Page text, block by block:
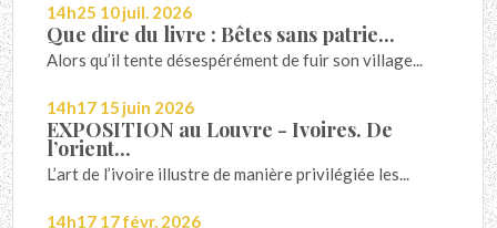
14h25 10juil. 2026
Que dire du livre : Bêtes sans patrie...
Alors qu’il tente désespérément de fuir son village...
14h17 15 juin 2026
EXPOSITION au Louvre - Ivoires. De
l’orient...
L’art de l’ivoire illustre de manière privilégiée les...
14h17 17févr. 2026